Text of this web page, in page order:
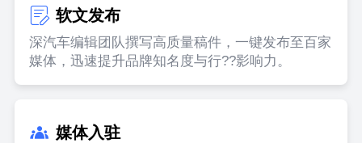
软文发布
深汽车编辑团队撰写高质量稿件，一键发布至百家
媒体，迅速提升品牌知名度与行??影响力。
媒体入驻